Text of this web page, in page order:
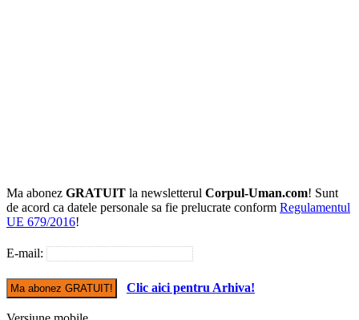
Ma abonez GRATUIT la newsletterul Corpul-Uman.com! Sunt
de acord ca datele personale sa fie prelucrate conform Regulamentul
UE 679/2016!
E-mail:
Clic aici pentru Arhiva!